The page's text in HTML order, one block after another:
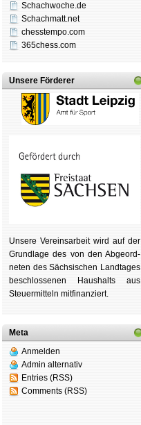
Schachwoche.de
Schachmatt.net
chesstempo.com
365chess.com
Unsere Förderer
Unsere Ver­eins­ar­beit wird auf der
Grund­lage des von den Ab­ge­ord­
ne­ten des Säch­si­schen Land­tages
be­schlos­se­nen Haus­halts aus
Steu­er­mitteln mit­fi­nan­ziert.
Meta
Anmelden
Admin alternativ
Entries (RSS)
Comments (RSS)